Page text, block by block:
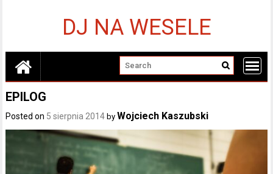
DJ NA WESELE
EPILOG
Posted on 5 sierpnia 2014 by Wojciech Kaszubski